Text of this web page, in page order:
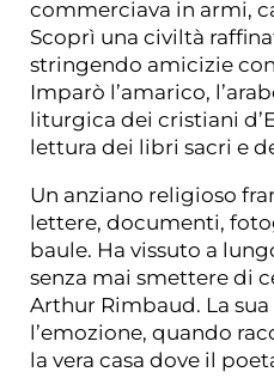
commerciava in armi,
Scoprì una civiltà
stringendo amicizie
Imparò l’amarico,
liturgica dei cristiani
lettura dei libri sacri e
Un anziano religioso
lettere, documenti,
baule. Ha vissuto a
senza mai smettere di
Arthur Rimbaud. La
l’emozione, quando
la vera casa dove il